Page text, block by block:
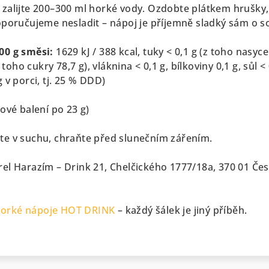
200–300 ml horké vody. Ozdobte plátkem hrušky,
nesladit – nápoj je příjemně sladký sám o
g směsi: 1629 kJ / 388 kcal, tuky < 0,1 g (z toho
cukry 78,7 g), vláknina < 0,1 g, bílkoviny 0,1 g, sůl <
v porci, tj. 25 % DDD)
balení po 23 g)
v suchu, chraňte před slunečním zářením.
Harazím – Drink 21, Chelčického 1777/18a, 370 01
nápoje HOT DRINK – každý šálek je jiný příběh.